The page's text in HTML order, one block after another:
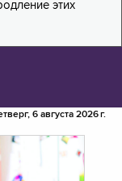
этих
6 августа 2026 г.